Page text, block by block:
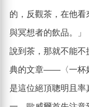
的，反觀茶，在他
與冥想者的飲品。」
說到茶，那就不能
典的文章——〈一杯
是這位絕頂聰明且